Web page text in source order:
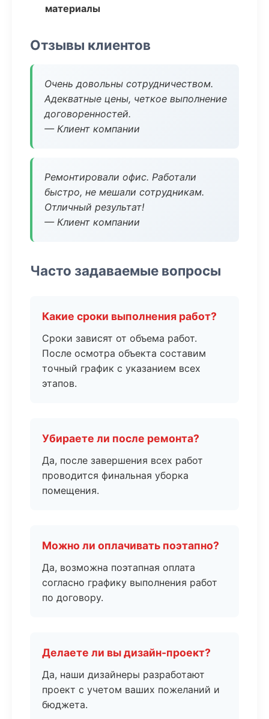
материалы
Отзывы клиентов
Очень довольны сотрудничеством.
Адекватные цены, четкое выполнение
договоренностей.
— Клиент компании
Ремонтировали офис. Работали
быстро, не мешали сотрудникам.
Отличный результат!
— Клиент компании
Часто задаваемые вопросы
Какие сроки выполнения работ?
Сроки зависят от объема работ.
После осмотра объекта составим
точный график с указанием всех
этапов.
Убираете ли после ремонта?
Да, после завершения всех работ
проводится финальная уборка
помещения.
Можно ли оплачивать поэтапно?
Да, возможна поэтапная оплата
согласно графику выполнения работ
по договору.
Делаете ли вы дизайн-проект?
Да, наши дизайнеры разработают
проект с учетом ваших пожеланий и
бюджета.